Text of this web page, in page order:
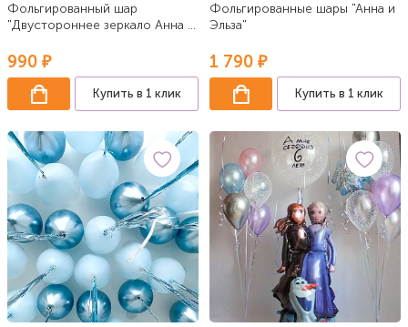
Фольгированный шар
"Двустороннее зеркало Анна и
990 ₽
Купить в 1 клик
Фольгированные шары "Анна и
Эльза"
1 790 ₽
Купить в 1 клик